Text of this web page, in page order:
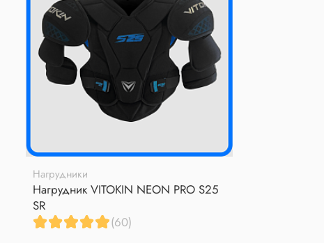
Нагрудники
Нагрудник VITOKIN NEON PRO S25
SR
(60)